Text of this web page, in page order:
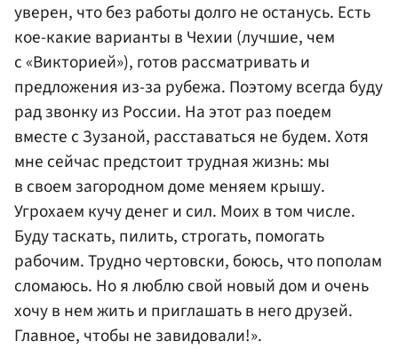
уверен, что без работы долго не останусь. Есть
кое-какие варианты в Чехии (лучшие, чем
с «Викторией»), готов рассматривать и
предложения из-за рубежа. Поэтому всегда буду
рад звонку из России. На этот раз поедем
вместе с Зузаной, расставаться не будем. Хотя
мне сейчас предстоит трудная жизнь: мы
в своем загородном доме меняем крышу.
Угрохаем кучу денег и сил. Моих в том числе.
Буду таскать, пилить, строгать, помогать
рабочим. Трудно чертовски, боюсь, что пополам
сломаюсь. Но я люблю свой новый дом и очень
хочу в нем жить и приглашать в него друзей.
Главное, чтобы не завидовали!».